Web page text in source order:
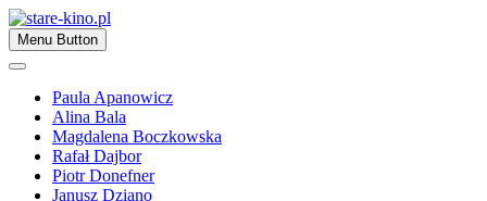
Skip
to
content
stare-kino.pl
Zapraszamy
Menu Button
Paula Apanowicz
Alina Bala
Magdalena Boczkowska
Rafał Dajbor
Piotr Donefner
Janusz Dziano